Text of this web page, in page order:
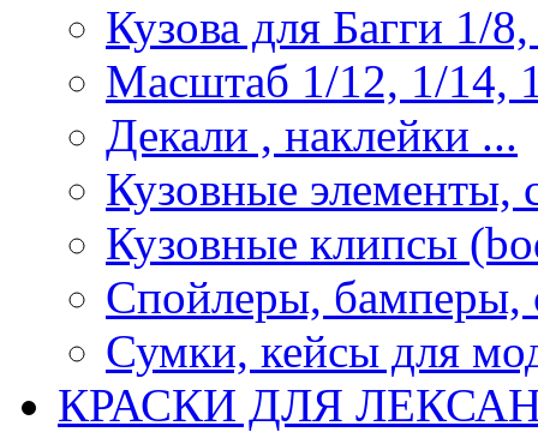
Кузова для Багги 1/
Масштаб 1/12, 1/14,
Декали , наклейки ...
Кузовные элементы,
Кузовные клипсы
Спойлеры, бамперы,
Сумки, кейсы для
КРАСКИ ДЛЯ